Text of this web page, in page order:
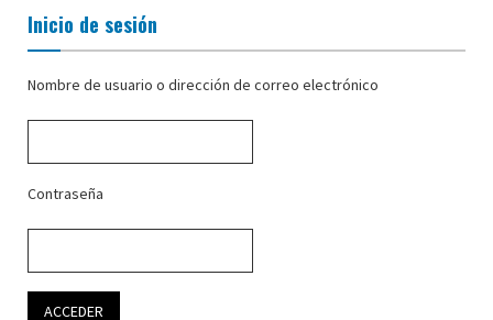
Inicio de sesión
Nombre de usuario o dirección de correo electrónico
Contraseña